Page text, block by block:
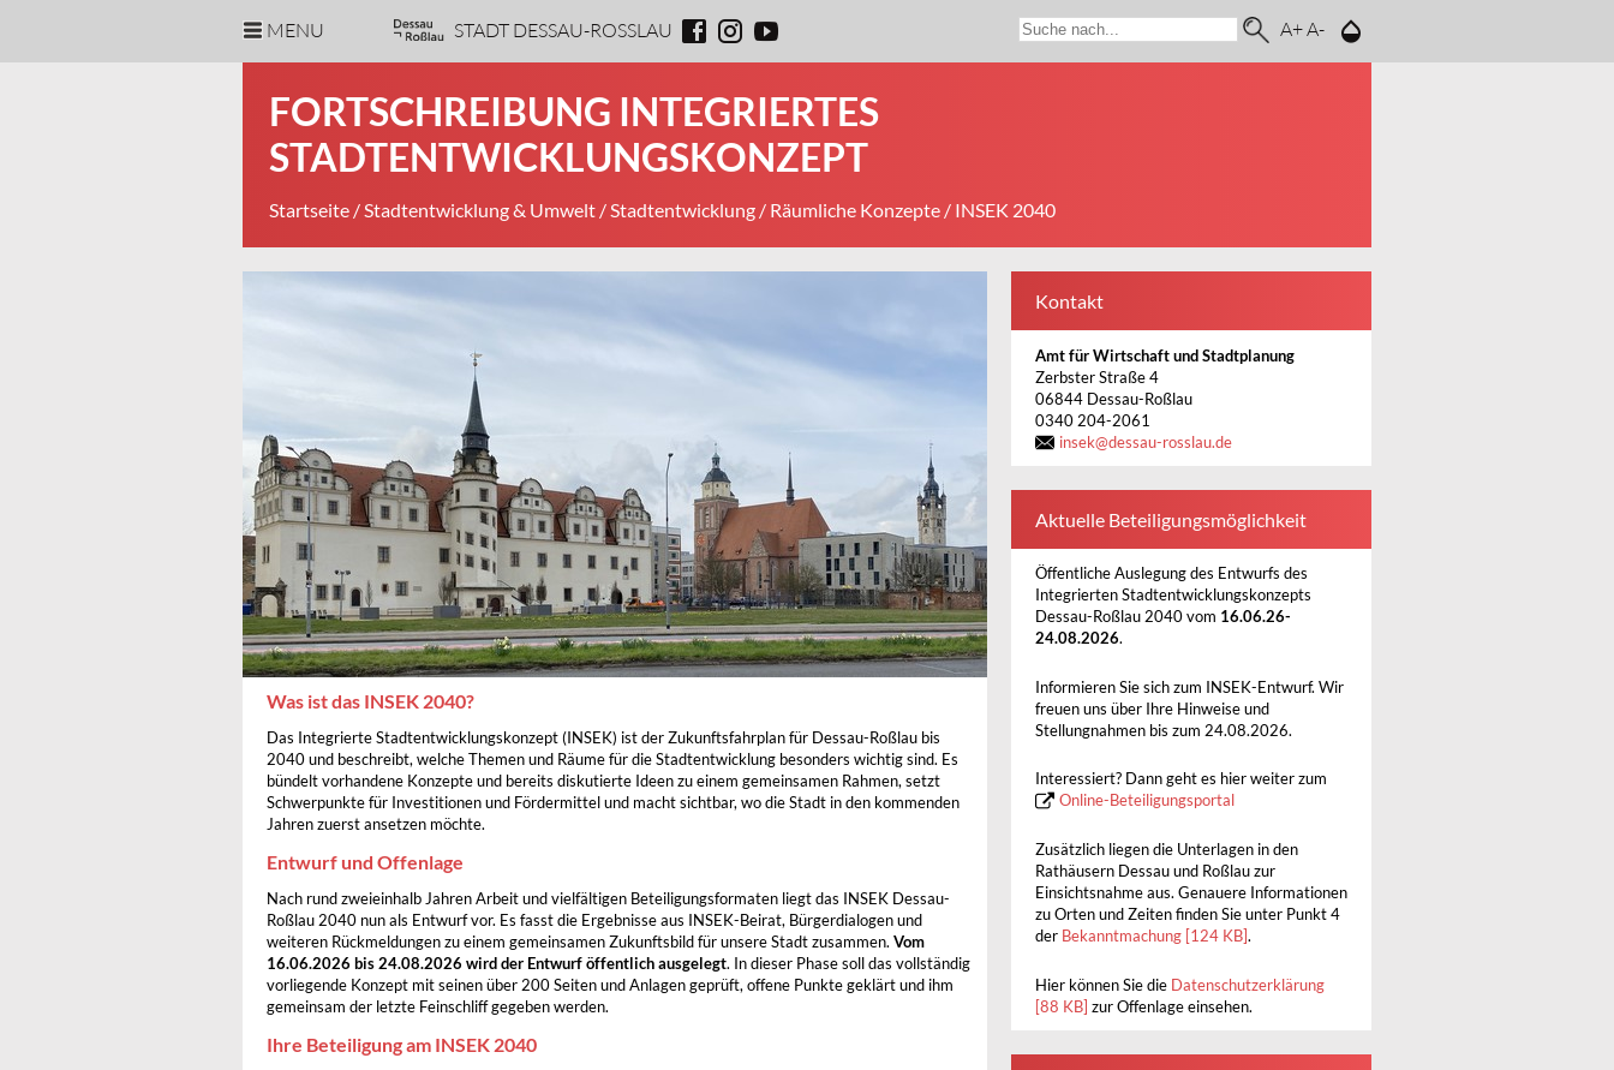
MENU STADT DESSAU-ROSSLAU A+A-
FORTSCHREIBUNG INTEGRIERTES
STADTENTWICKLUNGSKONZEPT
Startseite /Stadtentwicklung & Umwelt /Stadtentwicklung / Räumliche Konzepte / INSEK 2040
Was ist das INSEK 2040?
Das Integrierte Stadtentwicklungskonzept (INSEK) ist der Zukunftsfahrplan für Dessau-Roßlau bis
2040 und beschreibt, welche Themen und Räume für die Stadtentwicklung besonders wichtig sind. Es
bündelt vorhandene Konzepte und bereits diskutierte Ideen zu einem gemeinsamen Rahmen, setzt
Schwerpunkte für Investitionen und Fördermittel und macht sichtbar, wo die Stadt in den kommenden
Jahren zuerst ansetzen möchte.
Entwurf und Offenlage
Nach rund zweieinhalb Jahren Arbeit und vielfältigen Beteiligungsformaten liegt das INSEK Dessau-
Roßlau 2040 nun als Entwurf vor. Es fasst die Ergebnisse aus INSEK-Beirat, Bürgerdialogen und
weiteren Rückmeldungen zu einem gemeinsamen Zukunftsbild für unsere Stadt zusammen. Vom
16.06.2026 bis 24.08.2026 wird der Entwurf öffentlich ausgelegt. In dieser Phase soll das vollständig
vorliegende Konzept mit seinen über 200 Seiten und Anlagen geprüft, offene Punkte geklärt und ihm
gemeinsam der letzte Feinschliff gegeben werden.
Ihre Beteiligung am INSEK 2040
Kontakt
Amt für Wirtschaft und Stadtplanung
Zerbster Straße 4
06844 Dessau-Roßlau
0340 204-2061
insek@dessau-rosslau.de
Aktuelle Beteiligungsmöglichkeit
Öffentliche Auslegung des Entwurfs des
Integrierten Stadtentwicklungskonzepts
Dessau-Roßlau 2040 vom 16.06.26-
24.08.2026.
Informieren Sie sich zum INSEK-Entwurf. Wir
freuen uns über Ihre Hinweise und
Stellungnahmen bis zum 24.08.2026.
Interessiert? Dann geht es hier weiter zum
Online-Beteiligungsportal
Zusätzlich liegen die Unterlagen in den
Rathäusern Dessau und Roßlau zur
Einsichtsnahme aus. Genauere Informationen
zu Orten und Zeiten finden Sie unter Punkt 4
der Bekanntmachung [124 KB] .
Hier können Sie die Datenschutzerklärung
[88 KB] zur Offenlage einsehen.